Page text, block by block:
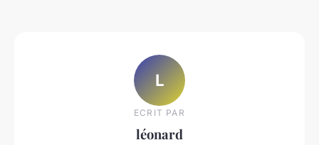
L
ECRIT PAR
léonard